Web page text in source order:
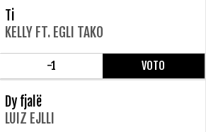
Ti
KELLY FT. EGLI TAKO
-1 VOTO
Dy fjalë
LUIZ EJLLI